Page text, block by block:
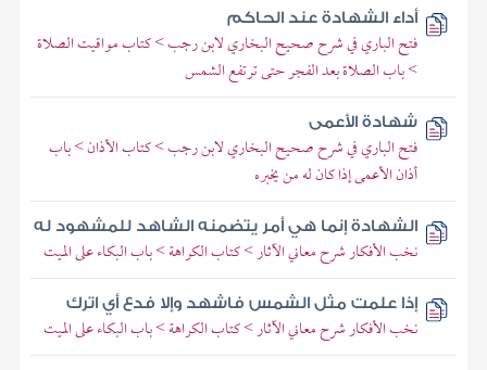
أداء الشهادة عند الحاكم
فتح الباري في شرح صحيح البخاري لابن رجب > كتاب مواقيت الصلاة
> باب الصلاة بعد الفجر حتى ترتفع الشمس
شهادة الأعمى
فتح الباري في شرح صحيح البخاري لابن رجب > كتاب الأذان > باب
أذان الأعمى إذا كان له من يخبره
الشهادة إنما هي أمر يتضمنه الشاهد للمشهود له
نخب الأفكار شرح معاني الآثار > كتاب الكراهة > باب البكاء على الميت
إذا علمت مثل الشمس فاشهد وإلا فدع أي اترك
نخب الأفكار شرح معاني الآثار > كتاب الكراهة > باب البكاء على الميت